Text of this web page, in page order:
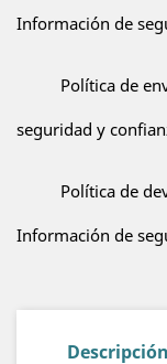
Información de
Política de
seguridad y
Política de
Información de
Descripción